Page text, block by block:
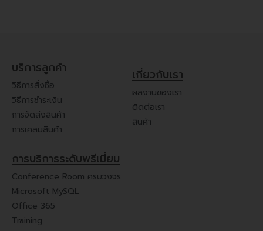
บริการลูกค้า
วิธีการสั่งซื้อ
วิธีการชำระเงิน
การจัดส่งสินค้า
การเคลมสินค้า
เกี่ยวกับเรา
ผลงานของเรา
ติดต่อเรา
สินค้า
การบริการระดับพรีเมี่ยม
Conference Room ครบวงจร
Microsoft MySQL
Office 365
Training